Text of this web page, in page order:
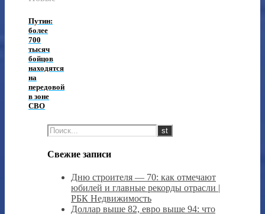
Путин:
более
700
тысяч
бойцов
находятся
на
передовой
в зоне
СВО
Свежие записи
Дню строителя — 70: как отмечают
юбилей и главные рекорды отрасли |
РБК Недвижимость
Доллар выше 82, евро выше 94: что